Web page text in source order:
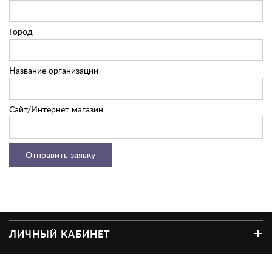
Город
Название организации
Сайт/Интернет магазин
ЛИЧНЫЙ КАБИНЕТ